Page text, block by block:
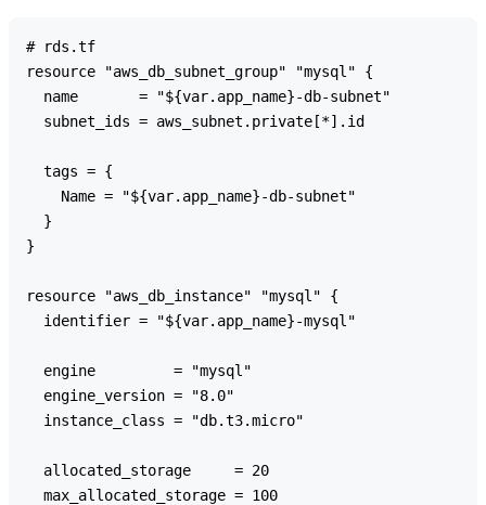
# rds.tf
resource "aws_db_subnet_group" "mysql" {
  name       = "${var.app_name}-db-subnet"
  subnet_ids = aws_subnet.private[*].id
  tags = {
    Name = "${var.app_name}-db-subnet"
  }
}
resource "aws_db_instance" "mysql" {
  identifier = "${var.app_name}-mysql"
  engine         = "mysql"
  engine_version = "8.0"
  instance_class = "db.t3.micro"
  allocated_storage     = 20
  max_allocated_storage = 100